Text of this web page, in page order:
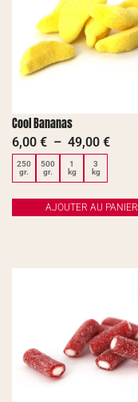
Cool Bananas
6,00 € – 49,00 €
250
gr.
500
gr.
1
kg
3
kg
AJOUTER AU PANIER